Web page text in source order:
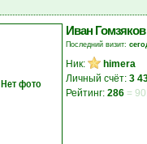
Нет фото
Иван Гомзяков
Последний визит:
Ник:
himera
Личный счёт: 3
Рейтинг: 286 =